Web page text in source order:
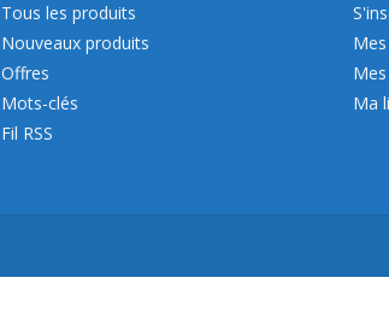
Tous les produits
Nouveaux produits
Offres
Mots-clés
Fil RSS
Ma